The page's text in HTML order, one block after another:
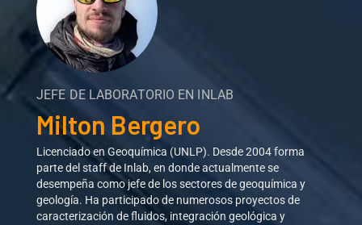
JEFE DE LABORATORIO EN INLAB
Milton Bergero
Licenciado en Geoquímica (UNLP). Desde 2004 forma
parte del staff de Inlab, en donde actualmente se
desempeña como jefe de los sectores de geoquímica y
geología. Ha participado de numerosos proyectos de
caracterización de fluidos, integración geológica y